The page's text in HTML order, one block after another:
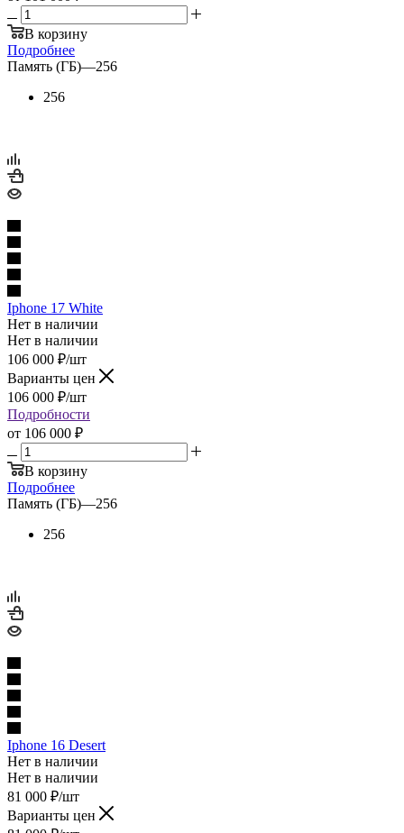
В корзину
Подробнее
Память (ГБ)—256
256
Iphone 17 White
Нет в наличии
Нет в наличии
106 000 ₽/шт
Варианты цен
106 000 ₽/шт
Подробности
от 106 000 ₽
В корзину
Подробнее
Память (ГБ)—256
256
Iphone 16 Desert
Нет в наличии
Нет в наличии
81 000 ₽/шт
Варианты цен